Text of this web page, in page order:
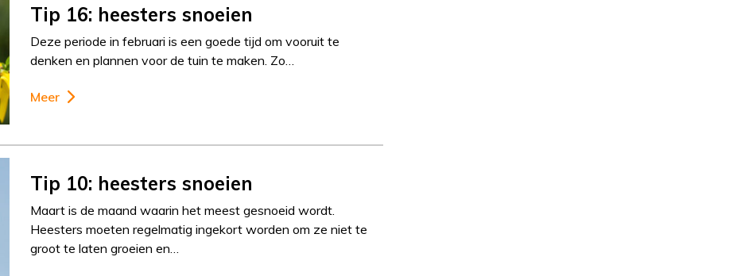
Tip 16: heesters snoeien
Deze periode in februari is een goede tijd om vooruit te
denken en plannen voor de tuin te maken. Zo…
Meer
Tip 10: heesters snoeien
Maart is de maand waarin het meest gesnoeid wordt.
Heesters moeten regelmatig ingekort worden om ze niet te
groot te laten groeien en…